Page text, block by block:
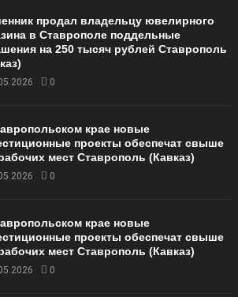
продал владельцу ювелирного
в Ставрополе поддельные
на 250 тысяч рублей Ставрополь
0
крае новые
проекты обеспечат свыше
мест Ставрополь (Кавказ)
0
крае новые
проекты обеспечат свыше
мест Ставрополь (Кавказ)
0